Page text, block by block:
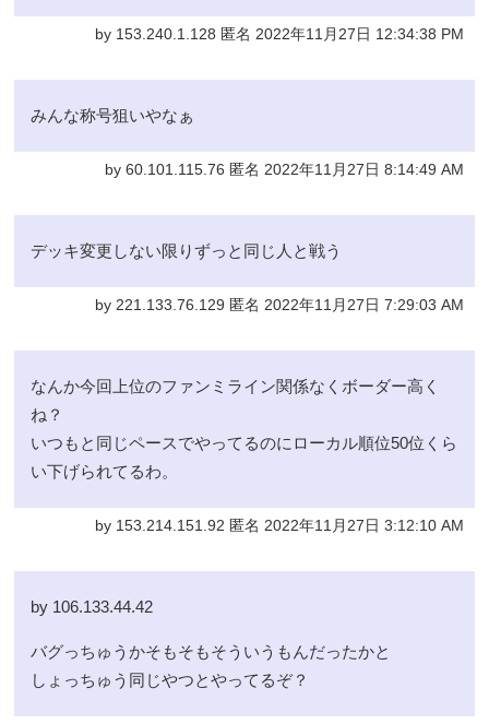
by 153.240.1.128 匿名 2022年11月27日 12:34:38 PM
みんな称号狙いやなぁ
by 60.101.115.76 匿名 2022年11月27日 8:14:49 AM
デッキ変更しない限りずっと同じ人と戦う
by 221.133.76.129 匿名 2022年11月27日 7:29:03 AM
なんか今回上位のファンミライン関係なくボーダー高く
ね？
いつもと同じペースでやってるのにローカル順位50位くら
い下げられてるわ。
by 153.214.151.92 匿名 2022年11月27日 3:12:10 AM
by 106.133.44.42
バグっちゅうかそもそもそういうもんだったかと
しょっちゅう同じやつとやってるぞ？